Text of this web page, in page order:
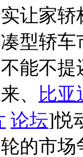
让家
型轿
能不提
、
比亚
论坛]悦
的市